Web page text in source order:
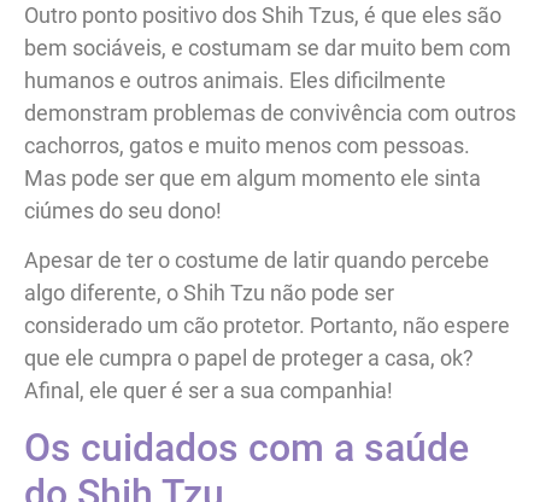
Outro ponto positivo dos Shih Tzus, é que eles são
bem sociáveis, e costumam se dar muito bem com
humanos e outros animais. Eles dificilmente
demonstram problemas de convivência com outros
cachorros, gatos e muito menos com pessoas.
Mas pode ser que em algum momento ele sinta
ciúmes do seu dono!
Apesar de ter o costume de latir quando percebe
algo diferente, o Shih Tzu não pode ser
considerado um cão protetor. Portanto, não espere
que ele cumpra o papel de proteger a casa, ok?
Afinal, ele quer é ser a sua companhia!
Os cuidados com a saúde